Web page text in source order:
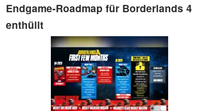
Endgame-Roadmap für Borderlands 4
enthüllt